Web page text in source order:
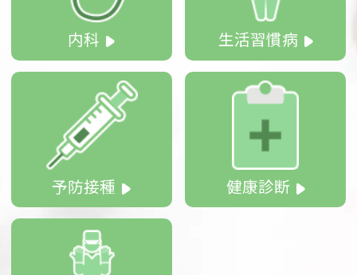
内科 生活習慣病
予防接種 健康診断